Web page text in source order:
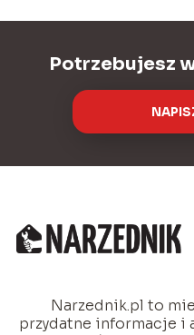
Potrzebujesz
Narzednik.pl to
przydatne informacje i